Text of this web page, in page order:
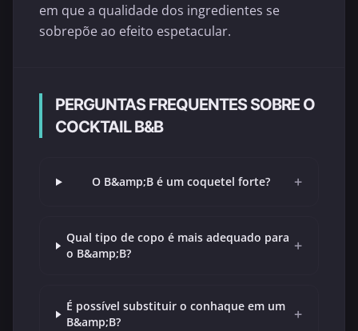
em que a qualidade dos ingredientes se
sobrepõe ao efeito espetacular.
PERGUNTAS FREQUENTES SOBRE O
COCKTAIL B&B
O B&amp;B é um coquetel forte? +
Qual tipo de copo é mais adequado para
o B&amp;B?
+
É possível substituir o conhaque em um
B&amp;B?
+